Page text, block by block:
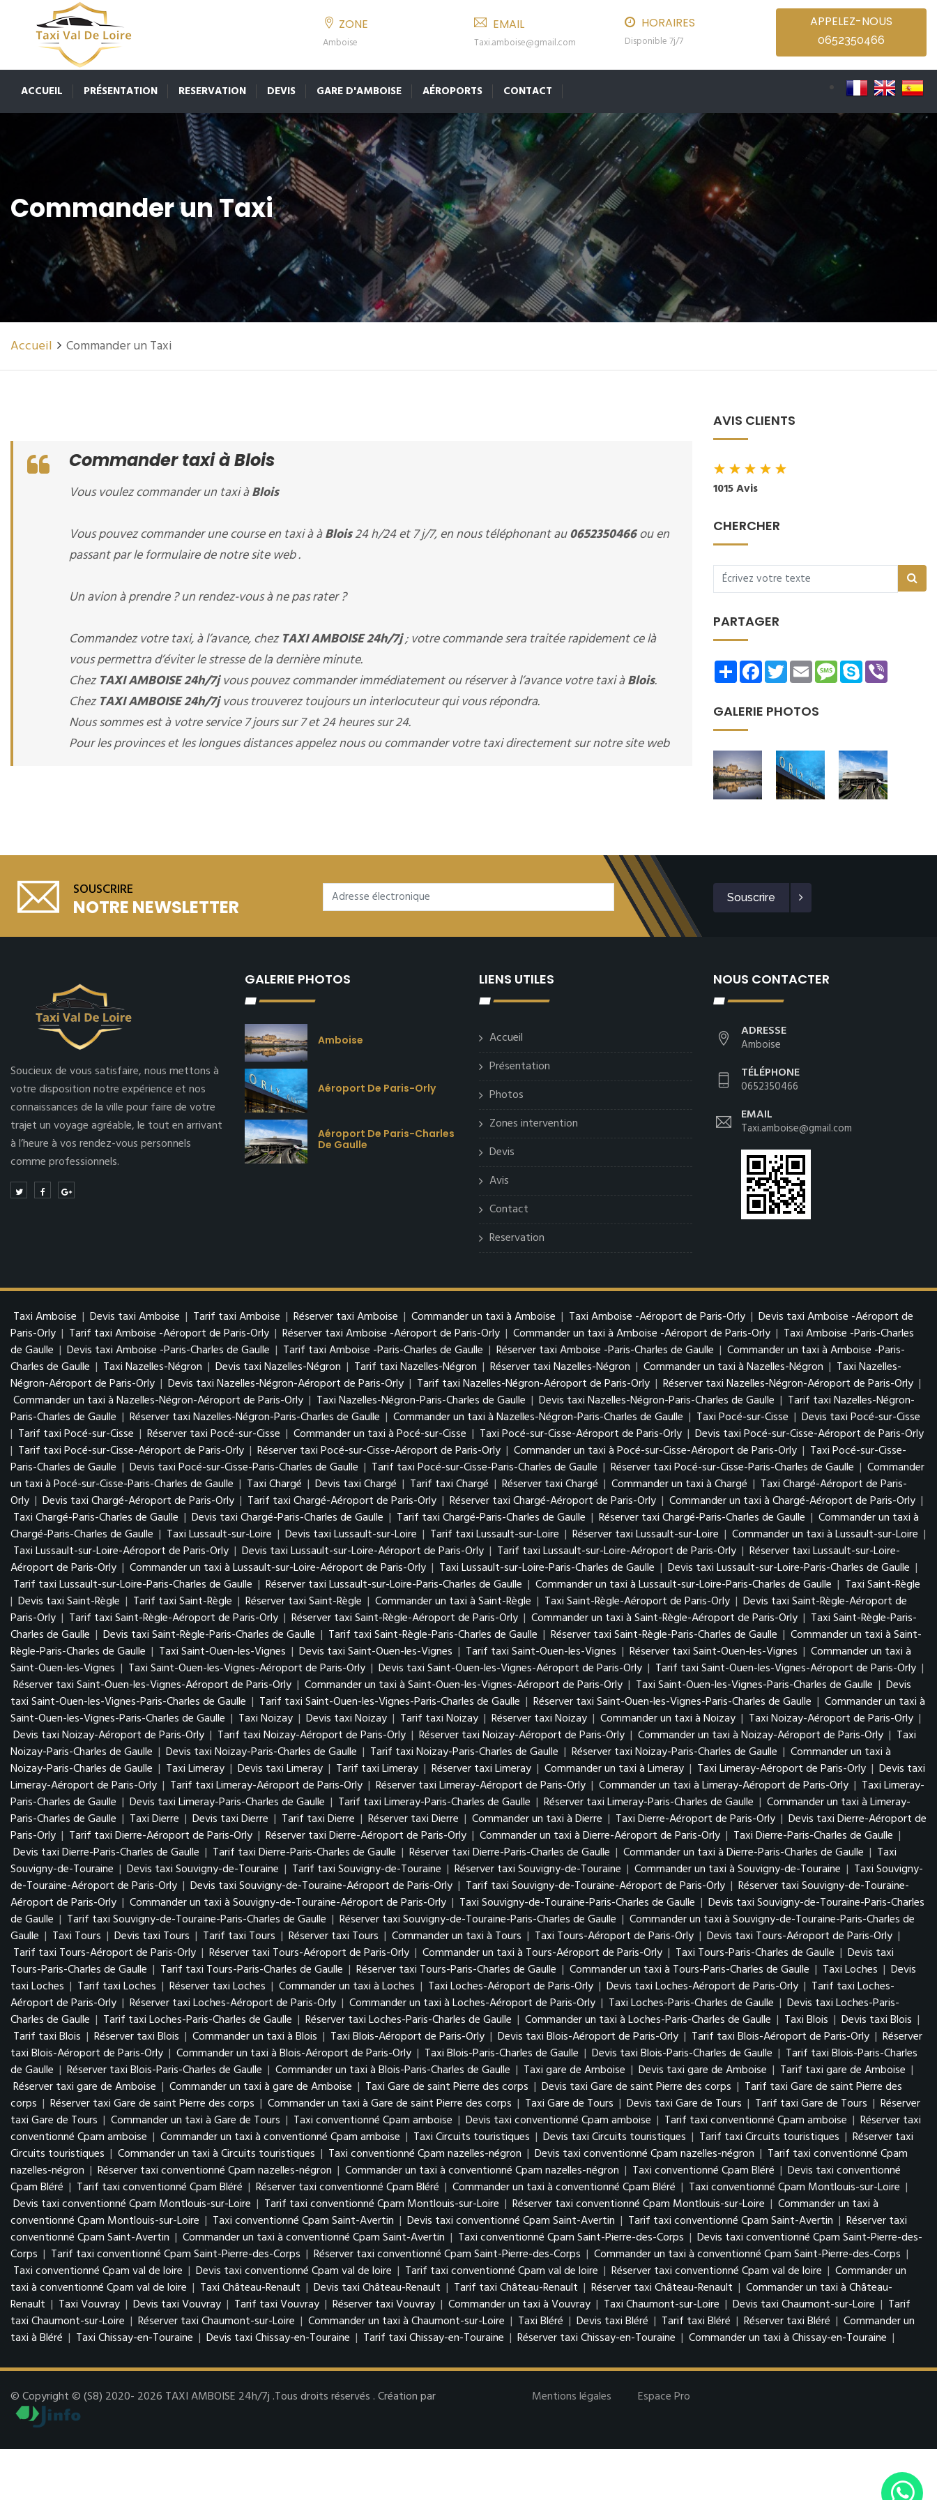
ZONE
Amboise
EMAIL
Taxi.amboise@gmail.com
HORAIRES
Disponible 7j/7
APPELEZ-NOUS
0652350466
ACCUEIL PRÉSENTATION RESERVATION DEVIS GARE D'AMBOISE AÉROPORTS CONTACT
Commander un Taxi
Accueil Commander un Taxi
Commander taxi à Blois
Vous voulez commander un taxi àBlois
Vous pouvez commander une course en taxi à àBlois24 h/24 et 7 j/7, en nous téléphonant au0652350466ou en
passant par le formulaire de notre site web .
Un avion à prendre ? un rendez-vous à ne pas rater ?
Commandez votre taxi, à l’avance, chezTAXI AMBOISE 24h/7j; votre commande sera traitée rapidement ce là
vous permettra d’éviter le stresse de la dernière minute.
ChezTAXI AMBOISE 24h/7jvous pouvez commander immédiatement ou réserver à l’avance votre taxi àBlois.
ChezTAXI AMBOISE 24h/7jvous trouverez toujours un interlocuteur qui vous répondra.
Nous sommes est à votre service 7 jours sur 7 et 24 heures sur 24.
Pour les provinces et les longues distances appelez nous ou commander votre taxi directement sur notre site web
AVIS CLIENTS
★★★★★
1015 Avis
CHERCHER
PARTAGER
ShareFacebookTwitterEmailMessage
Skype
GALERIE PHOTOS
SOUSCRIRE
NOTRE NEWSLETTER Souscrire
Soucieux de vous satisfaire, nous mettons à
votre disposition notre expérience et nos
connaissances de la ville pour faire de votre
trajet un voyage agréable, le tout en arrivant
à l’heure à vos rendez-vous personnels
comme professionnels.
GALERIE PHOTOS
Amboise
Aéroport De Paris-Orly
Aéroport De Paris-Charles
De Gaulle
LIENS UTILES
Accueil
Présentation
Photos
Zones intervention
Devis
Avis
Contact
Reservation
NOUS CONTACTER
ADRESSE
Amboise
TÉLÉPHONE
0652350466
EMAIL
Taxi.amboise@gmail.com
Taxi Amboise | Devis taxi Amboise | Tarif taxi Amboise | Réserver taxi Amboise | Commander un taxi à Amboise | Taxi Amboise -Aéroport de Paris-Orly | Devis taxi Amboise -Aéroport de
Paris-Orly | Tarif taxi Amboise -Aéroport de Paris-Orly | Réserver taxi Amboise -Aéroport de Paris-Orly | Commander un taxi à Amboise -Aéroport de Paris-Orly | Taxi Amboise -Paris-Charles
de Gaulle | Devis taxi Amboise -Paris-Charles de Gaulle | Tarif taxi Amboise -Paris-Charles de Gaulle | Réserver taxi Amboise -Paris-Charles de Gaulle | Commander un taxi à Amboise -Paris-
Charles de Gaulle | Taxi Nazelles-Négron | Devis taxi Nazelles-Négron | Tarif taxi Nazelles-Négron | Réserver taxi Nazelles-Négron | Commander un taxi à Nazelles-Négron | Taxi Nazelles-
Négron-Aéroport de Paris-Orly | Devis taxi Nazelles-Négron-Aéroport de Paris-Orly | Tarif taxi Nazelles-Négron-Aéroport de Paris-Orly | Réserver taxi Nazelles-Négron-Aéroport de Paris-Orly |
Commander un taxi à Nazelles-Négron-Aéroport de Paris-Orly | Taxi Nazelles-Négron-Paris-Charles de Gaulle | Devis taxi Nazelles-Négron-Paris-Charles de Gaulle | Tarif taxi Nazelles-Négron-
Paris-Charles de Gaulle | Réserver taxi Nazelles-Négron-Paris-Charles de Gaulle | Commander un taxi à Nazelles-Négron-Paris-Charles de Gaulle | Taxi Pocé-sur-Cisse | Devis taxi Pocé-sur-Cisse
| Tarif taxi Pocé-sur-Cisse | Réserver taxi Pocé-sur-Cisse | Commander un taxi à Pocé-sur-Cisse | Taxi Pocé-sur-Cisse-Aéroport de Paris-Orly | Devis taxi Pocé-sur-Cisse-Aéroport de Paris-Orly
| Tarif taxi Pocé-sur-Cisse-Aéroport de Paris-Orly | Réserver taxi Pocé-sur-Cisse-Aéroport de Paris-Orly | Commander un taxi à Pocé-sur-Cisse-Aéroport de Paris-Orly | Taxi Pocé-sur-Cisse-
Paris-Charles de Gaulle | Devis taxi Pocé-sur-Cisse-Paris-Charles de Gaulle | Tarif taxi Pocé-sur-Cisse-Paris-Charles de Gaulle | Réserver taxi Pocé-sur-Cisse-Paris-Charles de Gaulle | Commander
un taxi à Pocé-sur-Cisse-Paris-Charles de Gaulle | Taxi Chargé | Devis taxi Chargé | Tarif taxi Chargé | Réserver taxi Chargé | Commander un taxi à Chargé | Taxi Chargé-Aéroport de Paris-
Orly | Devis taxi Chargé-Aéroport de Paris-Orly | Tarif taxi Chargé-Aéroport de Paris-Orly | Réserver taxi Chargé-Aéroport de Paris-Orly | Commander un taxi à Chargé-Aéroport de Paris-Orly |
Taxi Chargé-Paris-Charles de Gaulle | Devis taxi Chargé-Paris-Charles de Gaulle | Tarif taxi Chargé-Paris-Charles de Gaulle | Réserver taxi Chargé-Paris-Charles de Gaulle | Commander un taxi à
Chargé-Paris-Charles de Gaulle | Taxi Lussault-sur-Loire | Devis taxi Lussault-sur-Loire | Tarif taxi Lussault-sur-Loire | Réserver taxi Lussault-sur-Loire | Commander un taxi à Lussault-sur-Loire |
Taxi Lussault-sur-Loire-Aéroport de Paris-Orly | Devis taxi Lussault-sur-Loire-Aéroport de Paris-Orly | Tarif taxi Lussault-sur-Loire-Aéroport de Paris-Orly | Réserver taxi Lussault-sur-Loire-
Aéroport de Paris-Orly | Commander un taxi à Lussault-sur-Loire-Aéroport de Paris-Orly | Taxi Lussault-sur-Loire-Paris-Charles de Gaulle | Devis taxi Lussault-sur-Loire-Paris-Charles de Gaulle |
Tarif taxi Lussault-sur-Loire-Paris-Charles de Gaulle | Réserver taxi Lussault-sur-Loire-Paris-Charles de Gaulle | Commander un taxi à Lussault-sur-Loire-Paris-Charles de Gaulle | Taxi Saint-Règle
| Devis taxi Saint-Règle | Tarif taxi Saint-Règle | Réserver taxi Saint-Règle | Commander un taxi à Saint-Règle | Taxi Saint-Règle-Aéroport de Paris-Orly | Devis taxi Saint-Règle-Aéroport de
Paris-Orly | Tarif taxi Saint-Règle-Aéroport de Paris-Orly | Réserver taxi Saint-Règle-Aéroport de Paris-Orly | Commander un taxi à Saint-Règle-Aéroport de Paris-Orly | Taxi Saint-Règle-Paris-
Charles de Gaulle | Devis taxi Saint-Règle-Paris-Charles de Gaulle | Tarif taxi Saint-Règle-Paris-Charles de Gaulle | Réserver taxi Saint-Règle-Paris-Charles de Gaulle | Commander un taxi à Saint-
Règle-Paris-Charles de Gaulle | Taxi Saint-Ouen-les-Vignes | Devis taxi Saint-Ouen-les-Vignes | Tarif taxi Saint-Ouen-les-Vignes | Réserver taxi Saint-Ouen-les-Vignes | Commander un taxi à
Saint-Ouen-les-Vignes | Taxi Saint-Ouen-les-Vignes-Aéroport de Paris-Orly | Devis taxi Saint-Ouen-les-Vignes-Aéroport de Paris-Orly | Tarif taxi Saint-Ouen-les-Vignes-Aéroport de Paris-Orly |
Réserver taxi Saint-Ouen-les-Vignes-Aéroport de Paris-Orly | Commander un taxi à Saint-Ouen-les-Vignes-Aéroport de Paris-Orly | Taxi Saint-Ouen-les-Vignes-Paris-Charles de Gaulle | Devis
taxi Saint-Ouen-les-Vignes-Paris-Charles de Gaulle | Tarif taxi Saint-Ouen-les-Vignes-Paris-Charles de Gaulle | Réserver taxi Saint-Ouen-les-Vignes-Paris-Charles de Gaulle | Commander un taxi à
Saint-Ouen-les-Vignes-Paris-Charles de Gaulle | Taxi Noizay | Devis taxi Noizay | Tarif taxi Noizay | Réserver taxi Noizay | Commander un taxi à Noizay | Taxi Noizay-Aéroport de Paris-Orly |
Devis taxi Noizay-Aéroport de Paris-Orly | Tarif taxi Noizay-Aéroport de Paris-Orly | Réserver taxi Noizay-Aéroport de Paris-Orly | Commander un taxi à Noizay-Aéroport de Paris-Orly | Taxi
Noizay-Paris-Charles de Gaulle | Devis taxi Noizay-Paris-Charles de Gaulle | Tarif taxi Noizay-Paris-Charles de Gaulle | Réserver taxi Noizay-Paris-Charles de Gaulle | Commander un taxi à
Noizay-Paris-Charles de Gaulle | Taxi Limeray | Devis taxi Limeray | Tarif taxi Limeray | Réserver taxi Limeray | Commander un taxi à Limeray | Taxi Limeray-Aéroport de Paris-Orly | Devis taxi
Limeray-Aéroport de Paris-Orly | Tarif taxi Limeray-Aéroport de Paris-Orly | Réserver taxi Limeray-Aéroport de Paris-Orly | Commander un taxi à Limeray-Aéroport de Paris-Orly | Taxi Limeray-
Paris-Charles de Gaulle | Devis taxi Limeray-Paris-Charles de Gaulle | Tarif taxi Limeray-Paris-Charles de Gaulle | Réserver taxi Limeray-Paris-Charles de Gaulle | Commander un taxi à Limeray-
Paris-Charles de Gaulle | Taxi Dierre | Devis taxi Dierre | Tarif taxi Dierre | Réserver taxi Dierre | Commander un taxi à Dierre | Taxi Dierre-Aéroport de Paris-Orly | Devis taxi Dierre-Aéroport de
Paris-Orly | Tarif taxi Dierre-Aéroport de Paris-Orly | Réserver taxi Dierre-Aéroport de Paris-Orly | Commander un taxi à Dierre-Aéroport de Paris-Orly | Taxi Dierre-Paris-Charles de Gaulle |
Devis taxi Dierre-Paris-Charles de Gaulle | Tarif taxi Dierre-Paris-Charles de Gaulle | Réserver taxi Dierre-Paris-Charles de Gaulle | Commander un taxi à Dierre-Paris-Charles de Gaulle | Taxi
Souvigny-de-Touraine | Devis taxi Souvigny-de-Touraine | Tarif taxi Souvigny-de-Touraine | Réserver taxi Souvigny-de-Touraine | Commander un taxi à Souvigny-de-Touraine | Taxi Souvigny-
de-Touraine-Aéroport de Paris-Orly | Devis taxi Souvigny-de-Touraine-Aéroport de Paris-Orly | Tarif taxi Souvigny-de-Touraine-Aéroport de Paris-Orly | Réserver taxi Souvigny-de-Touraine-
Aéroport de Paris-Orly | Commander un taxi à Souvigny-de-Touraine-Aéroport de Paris-Orly | Taxi Souvigny-de-Touraine-Paris-Charles de Gaulle | Devis taxi Souvigny-de-Touraine-Paris-Charles
de Gaulle | Tarif taxi Souvigny-de-Touraine-Paris-Charles de Gaulle | Réserver taxi Souvigny-de-Touraine-Paris-Charles de Gaulle | Commander un taxi à Souvigny-de-Touraine-Paris-Charles de
Gaulle | Taxi Tours | Devis taxi Tours | Tarif taxi Tours | Réserver taxi Tours | Commander un taxi à Tours | Taxi Tours-Aéroport de Paris-Orly | Devis taxi Tours-Aéroport de Paris-Orly |
Tarif taxi Tours-Aéroport de Paris-Orly | Réserver taxi Tours-Aéroport de Paris-Orly | Commander un taxi à Tours-Aéroport de Paris-Orly | Taxi Tours-Paris-Charles de Gaulle | Devis taxi
Tours-Paris-Charles de Gaulle | Tarif taxi Tours-Paris-Charles de Gaulle | Réserver taxi Tours-Paris-Charles de Gaulle | Commander un taxi à Tours-Paris-Charles de Gaulle | Taxi Loches | Devis
taxi Loches | Tarif taxi Loches | Réserver taxi Loches | Commander un taxi à Loches | Taxi Loches-Aéroport de Paris-Orly | Devis taxi Loches-Aéroport de Paris-Orly | Tarif taxi Loches-
Aéroport de Paris-Orly | Réserver taxi Loches-Aéroport de Paris-Orly | Commander un taxi à Loches-Aéroport de Paris-Orly | Taxi Loches-Paris-Charles de Gaulle | Devis taxi Loches-Paris-
Charles de Gaulle | Tarif taxi Loches-Paris-Charles de Gaulle | Réserver taxi Loches-Paris-Charles de Gaulle | Commander un taxi à Loches-Paris-Charles de Gaulle | Taxi Blois | Devis taxi Blois |
Tarif taxi Blois | Réserver taxi Blois | Commander un taxi à Blois | Taxi Blois-Aéroport de Paris-Orly | Devis taxi Blois-Aéroport de Paris-Orly | Tarif taxi Blois-Aéroport de Paris-Orly | Réserver
taxi Blois-Aéroport de Paris-Orly | Commander un taxi à Blois-Aéroport de Paris-Orly | Taxi Blois-Paris-Charles de Gaulle | Devis taxi Blois-Paris-Charles de Gaulle | Tarif taxi Blois-Paris-Charles
de Gaulle | Réserver taxi Blois-Paris-Charles de Gaulle | Commander un taxi à Blois-Paris-Charles de Gaulle | Taxi gare de Amboise | Devis taxi gare de Amboise | Tarif taxi gare de Amboise |
Réserver taxi gare de Amboise | Commander un taxi à gare de Amboise | Taxi Gare de saint Pierre des corps | Devis taxi Gare de saint Pierre des corps | Tarif taxi Gare de saint Pierre des
corps | Réserver taxi Gare de saint Pierre des corps | Commander un taxi à Gare de saint Pierre des corps | Taxi Gare de Tours | Devis taxi Gare de Tours | Tarif taxi Gare de Tours | Réserver
taxi Gare de Tours | Commander un taxi à Gare de Tours | Taxi conventionné Cpam amboise | Devis taxi conventionné Cpam amboise | Tarif taxi conventionné Cpam amboise | Réserver taxi
conventionné Cpam amboise | Commander un taxi à conventionné Cpam amboise | Taxi Circuits touristiques | Devis taxi Circuits touristiques | Tarif taxi Circuits touristiques | Réserver taxi
Circuits touristiques | Commander un taxi à Circuits touristiques | Taxi conventionné Cpam nazelles-négron | Devis taxi conventionné Cpam nazelles-négron | Tarif taxi conventionné Cpam
nazelles-négron | Réserver taxi conventionné Cpam nazelles-négron | Commander un taxi à conventionné Cpam nazelles-négron | Taxi conventionné Cpam Bléré | Devis taxi conventionné
Cpam Bléré | Tarif taxi conventionné Cpam Bléré | Réserver taxi conventionné Cpam Bléré | Commander un taxi à conventionné Cpam Bléré | Taxi conventionné Cpam Montlouis-sur-Loire |
Devis taxi conventionné Cpam Montlouis-sur-Loire | Tarif taxi conventionné Cpam Montlouis-sur-Loire | Réserver taxi conventionné Cpam Montlouis-sur-Loire | Commander un taxi à
conventionné Cpam Montlouis-sur-Loire | Taxi conventionné Cpam Saint-Avertin | Devis taxi conventionné Cpam Saint-Avertin | Tarif taxi conventionné Cpam Saint-Avertin | Réserver taxi
conventionné Cpam Saint-Avertin | Commander un taxi à conventionné Cpam Saint-Avertin | Taxi conventionné Cpam Saint-Pierre-des-Corps | Devis taxi conventionné Cpam Saint-Pierre-des-
Corps | Tarif taxi conventionné Cpam Saint-Pierre-des-Corps | Réserver taxi conventionné Cpam Saint-Pierre-des-Corps | Commander un taxi à conventionné Cpam Saint-Pierre-des-Corps |
Taxi conventionné Cpam val de loire | Devis taxi conventionné Cpam val de loire | Tarif taxi conventionné Cpam val de loire | Réserver taxi conventionné Cpam val de loire | Commander un
taxi à conventionné Cpam val de loire | Taxi Château-Renault | Devis taxi Château-Renault | Tarif taxi Château-Renault | Réserver taxi Château-Renault | Commander un taxi à Château-
Renault | Taxi Vouvray | Devis taxi Vouvray | Tarif taxi Vouvray | Réserver taxi Vouvray | Commander un taxi à Vouvray | Taxi Chaumont-sur-Loire | Devis taxi Chaumont-sur-Loire | Tarif
taxi Chaumont-sur-Loire | Réserver taxi Chaumont-sur-Loire | Commander un taxi à Chaumont-sur-Loire | Taxi Bléré | Devis taxi Bléré | Tarif taxi Bléré | Réserver taxi Bléré | Commander un
taxi à Bléré | Taxi Chissay-en-Touraine | Devis taxi Chissay-en-Touraine | Tarif taxi Chissay-en-Touraine | Réserver taxi Chissay-en-Touraine | Commander un taxi à Chissay-en-Touraine |
© Copyright © (S8) 2020- 2026 TAXI AMBOISE 24h/7j .Tous droits réservés . Création par Mentions légales Espace Pro